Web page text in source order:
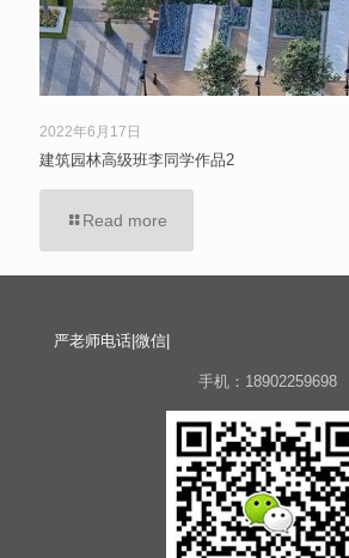
2022年6月17日
建筑园林高级班李同学作品2
Read more
严老师电话|微信|
手机：18902259698